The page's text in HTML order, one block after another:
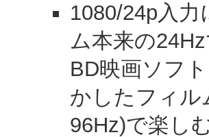
1080/24p入
ム本来の
BD映画ソフ
かしたフィル
96Hz)で楽し